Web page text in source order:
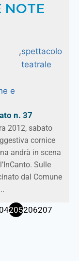
NOTE
e
,spettacolo
teatrale
n. 37
2012, sabato
cornice
andrà in scena
Sulle
dal Comune
205206207